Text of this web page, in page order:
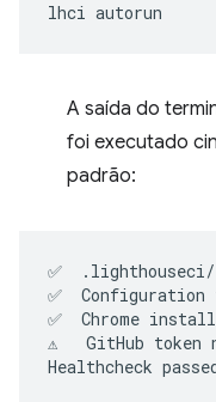
lhci
A saída do
foi executado
padrão:
✅ .lighthouseci/
✅
Configuration
✅
Chrome
⚠️
GitHub token
Healthcheck